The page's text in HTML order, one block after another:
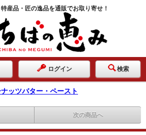
産品・匠の逸品を通販でお取り寄せ！
ログイン 検索
ナッツバター・ペースト
次の商品へ